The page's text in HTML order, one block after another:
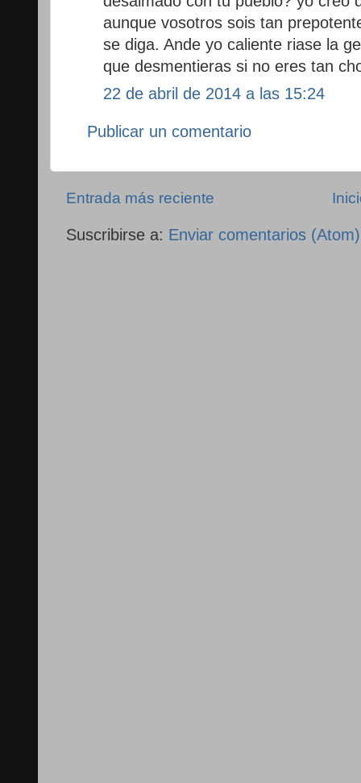
aunque vosotros sois tan
se diga. Ande yo caliente riase la
que desmentieras si no eres tan
22 de abril de 2014 a las 15:24
Publicar un comentario
Entrada más reciente
Suscribirse a: Enviar comentarios (Atom)